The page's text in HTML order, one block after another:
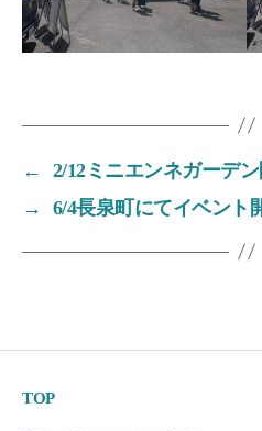
←
2/12ミニエンネガーデン
→
6/4長泉町にてイベント
TOP